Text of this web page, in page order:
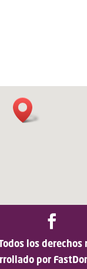
los derechos
por